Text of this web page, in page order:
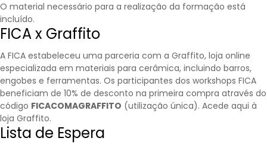
O material necessário para a realização da formação está
incluído.
FICA x Graffito
A FICA estabeleceu uma parceria com a Graffito, loja online
especializada em materiais para cerâmica, incluindo barros,
engobes e ferramentas. Os participantes dos workshops FICA
beneficiam de 10% de desconto na primeira compra através do
código FICACOMAGRAFFITO (utilização única). Acede aqui à
loja Graffito.
Lista de Espera